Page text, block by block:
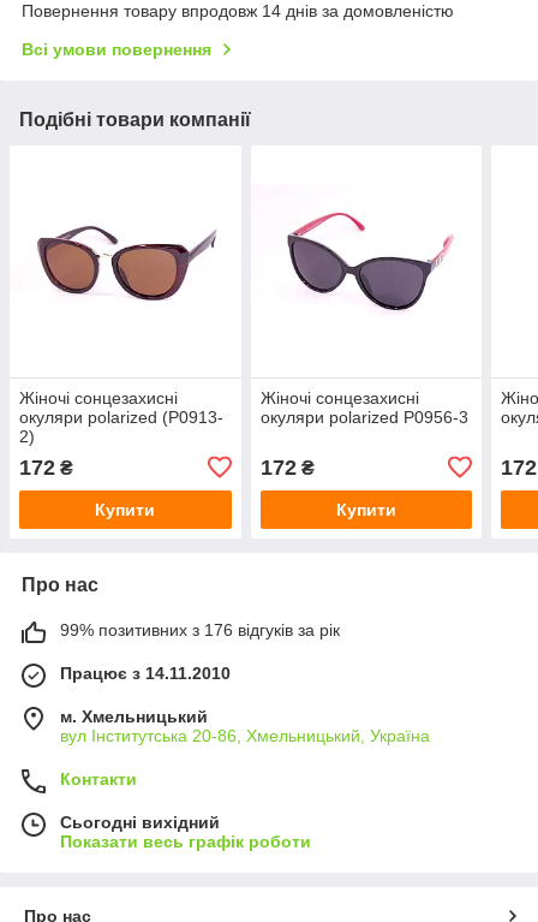
Повернення товару впродовж 14 днів за домовленістю
Всі умови повернення
Подібні товари компанії
Жіночі сонцезахисні
окуляри polarized (Р0913-
2)
172 ₴
Купити
Жіночі сонцезахисні
окуляри polarized Р0956-3
172₴
Купити
172
Про нас
99% позитивних з 176 відгуків за рік
Працює з 14.11.2010
м. Хмельницький
вул Інститутська 20-86, Хмельницький, Україна
Контакти
Сьогодні вихідний
Показати весь графік роботи
Про нас